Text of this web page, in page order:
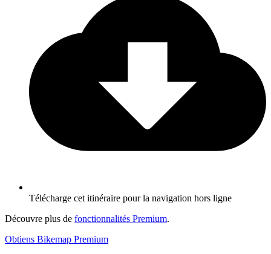
Télécharge cet itinéraire pour la navigation hors ligne
Découvre plus de fonctionnalités Premium.
Obtiens Bikemap Premium